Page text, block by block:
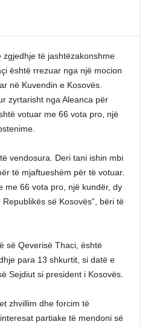
zgjedhje të jashtëzakonshme
është rrezuar nga një mocion
në Kuvendin e Kosovës.
zyrtarisht nga Aleanca për
votuar me 66 vota pro, një
vendosura. Deri tani ishin mbi
të mjaftueshëm për të votuar.
me 66 vota pro, një kundër, dy
së Kosovës”, bëri të
së Qeverisë Thaci, është
para 13 shkurtit, si datë e
Sejdiut si president i Kosovës.
zhvillim dhe forcim të
partiake të mendoni së